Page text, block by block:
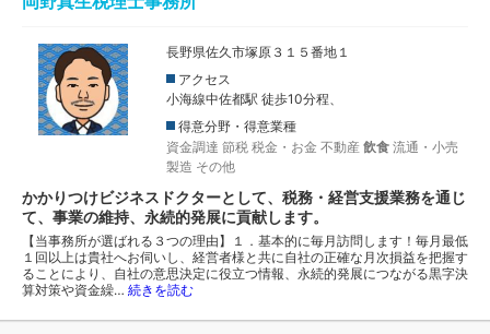
長野県佐久市塚原３１５番地１
アクセス
小海線中佐都駅 徒歩10分程、
得意分野・得意業種
資金調達 節税 税金・お金 不動産 飲食 流通・小売
製造 その他
かかりつけビジネスドクターとして、税務・経営支援業務を通じ
て、事業の維持、永続的発展に貢献します。
【当事務所が選ばれる３つの理由】１．基本的に毎月訪問します！毎月最低
１回以上は貴社へお伺いし、経営者様と共に自社の正確な月次損益を把握す
ることにより、自社の意思決定に役立つ情報、永続的発展につながる黒字決
算対策や資金繰… 続きを読む